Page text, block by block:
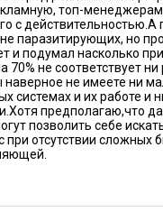
топ-
с действительностью.А
паразитирующих, но
и подумал насколько
не соответствует
не имеете ни
системах и их работе и
предполагаю,что
позволить себе
при отсутствии сложных